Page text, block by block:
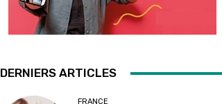
DERNIERS ARTICLES
FRANCE